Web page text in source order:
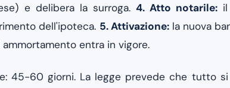
e delibera la surroga. 4. Atto notarile:
dell'ipoteca. 5. Attivazione:la nuova
entra in vigore.
45-60 giorni. La legge prevede che tutto